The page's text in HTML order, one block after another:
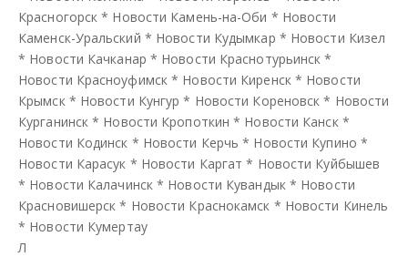
Красногорск * Новости Камень-на-Оби * Новости
Каменск-Уральский * Новости Кудымкар * Новости Кизел
* Новости Качканар * Новости Краснотурьинск *
Новости Красноуфимск * Новости Киренск * Новости
Крымск * Новости Кунгур * Новости Кореновск * Новости
Курганинск * Новости Кропоткин * Новости Канск *
Новости Кодинск * Новости Керчь * Новости Купино *
Новости Карасук * Новости Каргат * Новости Куйбышев
* Новости Калачинск * Новости Кувандык * Новости
Красновишерск * Новости Краснокамск * Новости Кинель
* Новости Кумертау
Л